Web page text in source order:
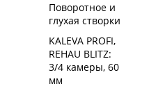
Поворотное и
глухая створки
KALEVA PROFI,
REHAU BLITZ:
3/4 камеры, 60
мм